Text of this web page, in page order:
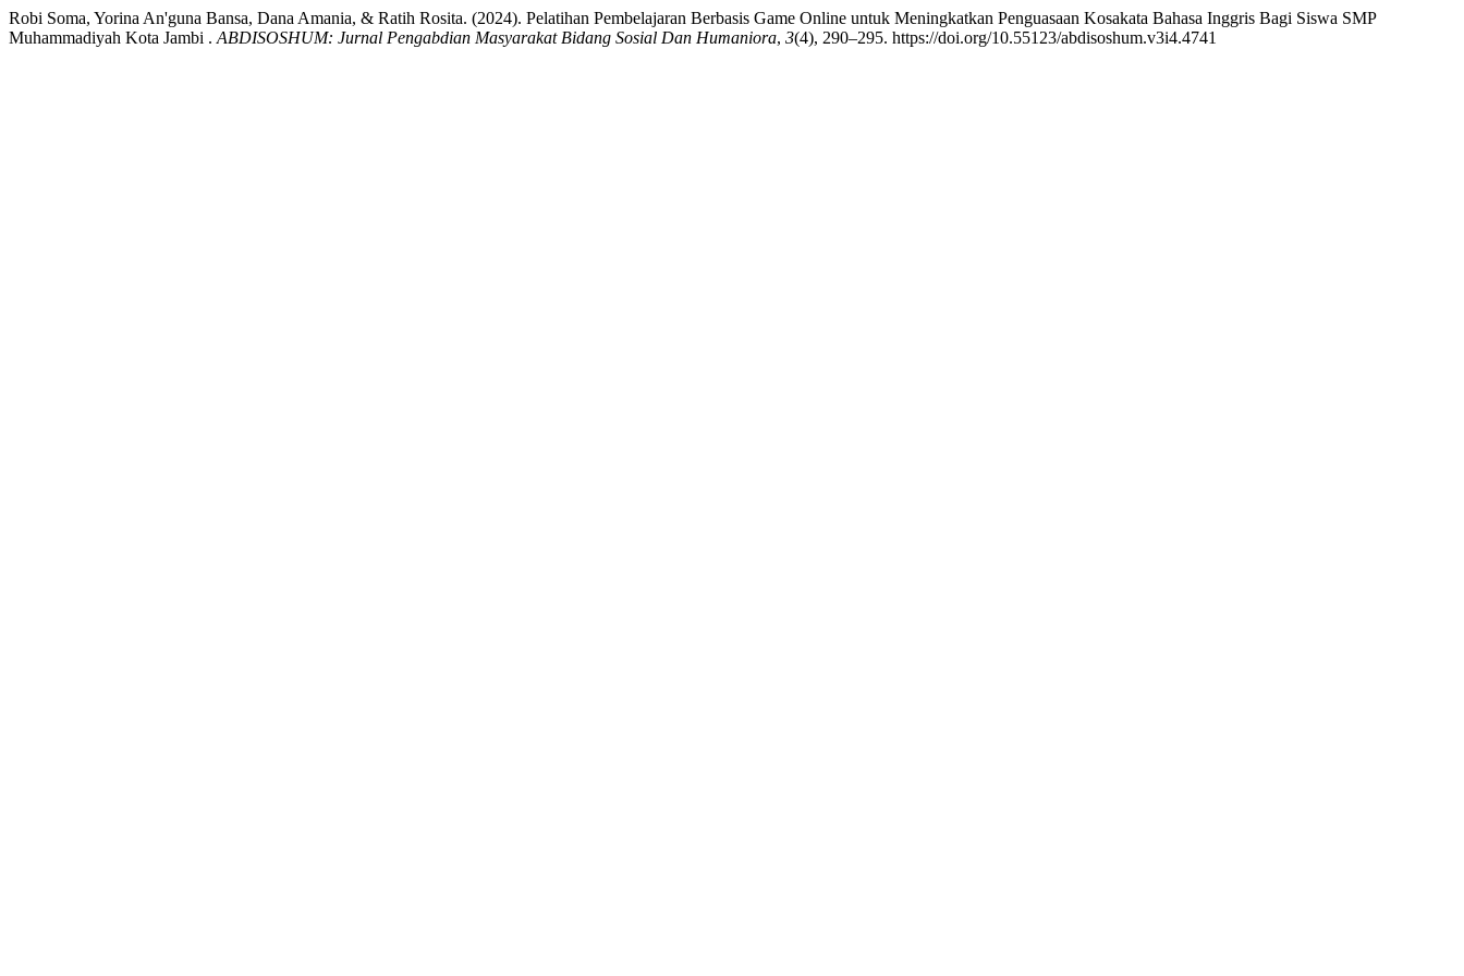
Robi Soma, Yorina An'guna Bansa, Dana Amania, & Ratih Rosita. (2024). Pelatihan Pembelajaran Berbasis Game Online untuk Meningkatkan Penguasaan Kosakata Bahasa Inggris Bagi Siswa SMP
Muhammadiyah Kota Jambi . ABDISOSHUM: Jurnal Pengabdian Masyarakat Bidang Sosial Dan Humaniora, 3(4), 290–295. https://doi.org/10.55123/abdisoshum.v3i4.4741